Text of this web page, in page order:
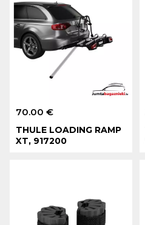
70.00 €
THULE LOADING RAMP
XT, 917200